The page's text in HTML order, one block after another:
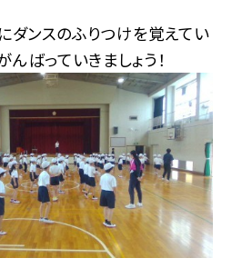
ダンスのふりつけを覚えてい
んばっていきましょう！